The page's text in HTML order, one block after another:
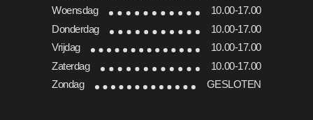
Woensdag
10.00-17.00
Donderdag
10.00-17.00
Vrijdag
10.00-17.00
Zaterdag
10.00-17.00
Zondag
GESLOTEN